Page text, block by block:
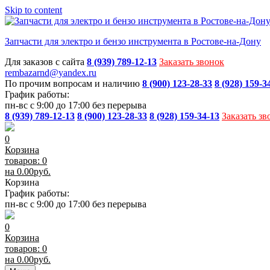
Skip to content
Запчасти для электро и бензо инструмента в Ростове-на-Дону
Для заказов с сайта 8 (939) 789-12-13 Заказать звонок
rembazarnd@yandex.ru
По прочим вопросам и наличию 8 (900) 123-28-33 8 (928) 159-
График работы:
пн-вс с 9:00 до 17:00 без перерыва
8 (939) 789-12-13 8 (900) 123-28-33 8 (928) 159-34-13 Заказать
0
Корзина
товаров: 0
на 0.00руб.
Корзина
График работы:
пн-вс с 9:00 до 17:00 без перерыва
0
Корзина
товаров: 0
на 0.00руб.